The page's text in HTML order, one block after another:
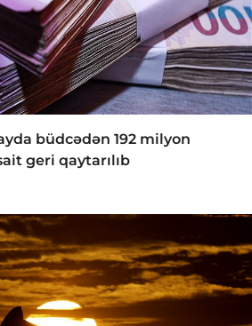
büdcədən 192 milyon
geri qaytarılıb